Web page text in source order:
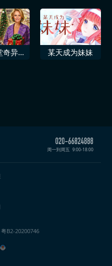
异果
某天成为妹妹
周一到周五 9:00-18:00
B2-20200746